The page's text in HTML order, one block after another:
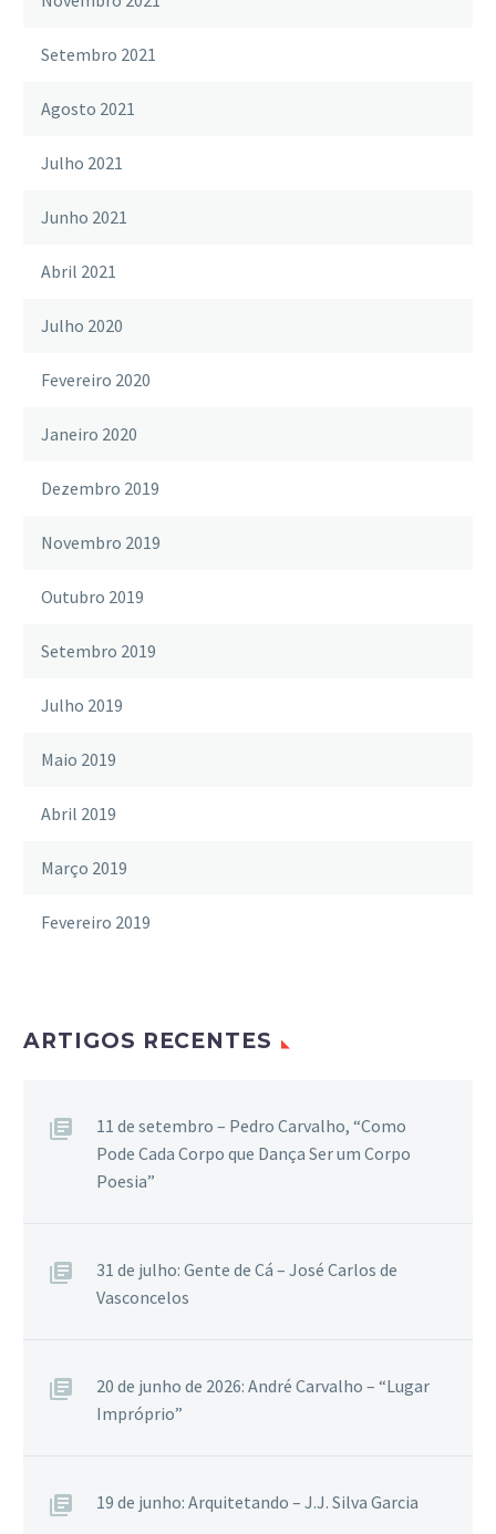
Setembro 2021
Agosto 2021
Julho 2021
Junho 2021
Abril 2021
Julho 2020
Fevereiro 2020
Janeiro 2020
Dezembro 2019
Novembro 2019
Outubro 2019
Setembro 2019
Julho 2019
Maio 2019
Abril 2019
Março 2019
Fevereiro 2019
ARTIGOS RECENTES
11 de setembro – Pedro Carvalho, “Como
Pode Cada Corpo que Dança Ser um Corpo
Poesia”
31 de julho: Gente de Cá – José Carlos de
Vasconcelos
20 de junho de 2026: André Carvalho – “Lugar
Impróprio”
19 de junho: Arquitetando – J.J. Silva Garcia